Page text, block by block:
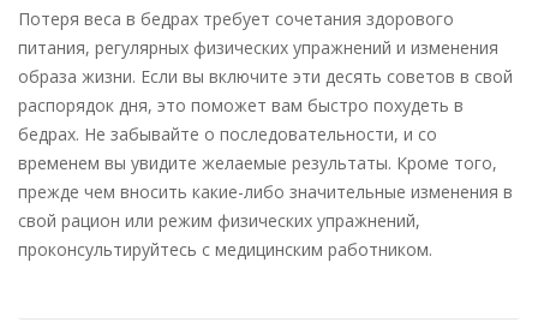
Потеря веса в бедрах требует сочетания здорового
питания, регулярных физических упражнений и изменения
образа жизни. Если вы включите эти десять советов в свой
распорядок дня, это поможет вам быстро похудеть в
бедрах. Не забывайте о последовательности, и со
временем вы увидите желаемые результаты. Кроме того,
прежде чем вносить какие-либо значительные изменения в
свой рацион или режим физических упражнений,
проконсультируйтесь с медицинским работником.